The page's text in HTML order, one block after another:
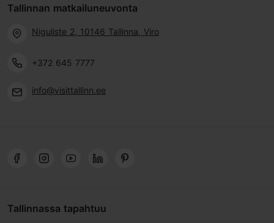
Tallinnan matkailuneuvonta
Niguliste 2, 10146 Tallinna, Viro
+372 645 7777
info@visittallinn.ee
Tallinnassa tapahtuu